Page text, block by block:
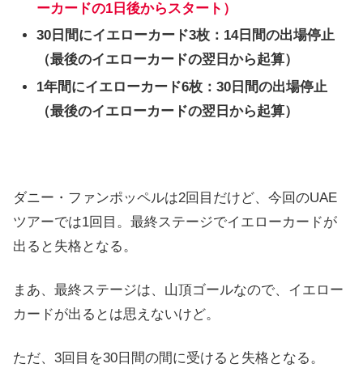
ーカードの1日後からスタート）
30日間にイエローカード3枚：14日間の出場停止
（最後のイエローカードの翌日から起算）
1年間にイエローカード6枚：30日間の出場停止
（最後のイエローカードの翌日から起算）
ダニー・ファンポッペルは2回目だけど、今回のUAE
ツアーでは1回目。最終ステージでイエローカードが
出ると失格となる。
まあ、最終ステージは、山頂ゴールなので、イエロー
カードが出るとは思えないけど。
ただ、3回目を30日間の間に受けると失格となる。